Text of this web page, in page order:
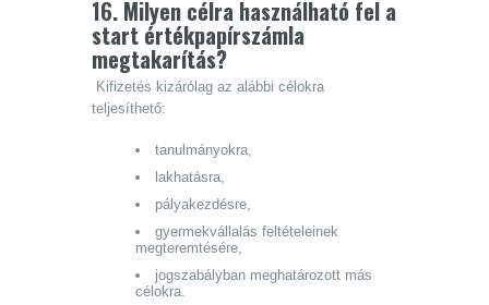
16. Milyen célra használható fel a
start értékpapírszámla
megtakarítás?
Kifizetés kizárólag az alábbi célokra
teljesíthető:
tanulmányokra,
lakhatásra,
pályakezdésre,
gyermekvállalás feltételeinek
megteremtésére,
jogszabályban meghatározott más
célokra.